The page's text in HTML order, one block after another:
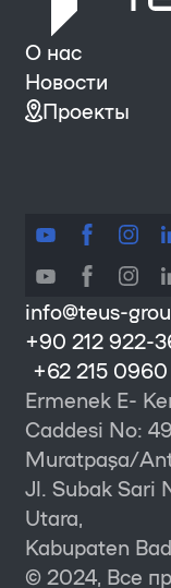
Проекты
О нас
Новости
Ermenek E-
Caddesi No:
Muratpaşa/
Jl. Subak Sari
Utara,
Kabupaten
© 2024, Все
info@teus-
+90 212 922-
+62 215